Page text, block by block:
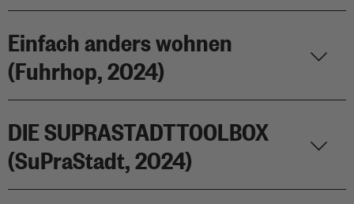
Einfach anders wohnen
(Fuhrhop, 2024)
DIE SUPRASTADTTOOLBOX
(SuPraStadt, 2024)